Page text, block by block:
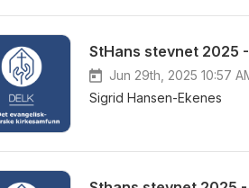
StHans stevnet 2025
Jun 29th, 2025 10:57
Sigrid Hansen-Ekenes